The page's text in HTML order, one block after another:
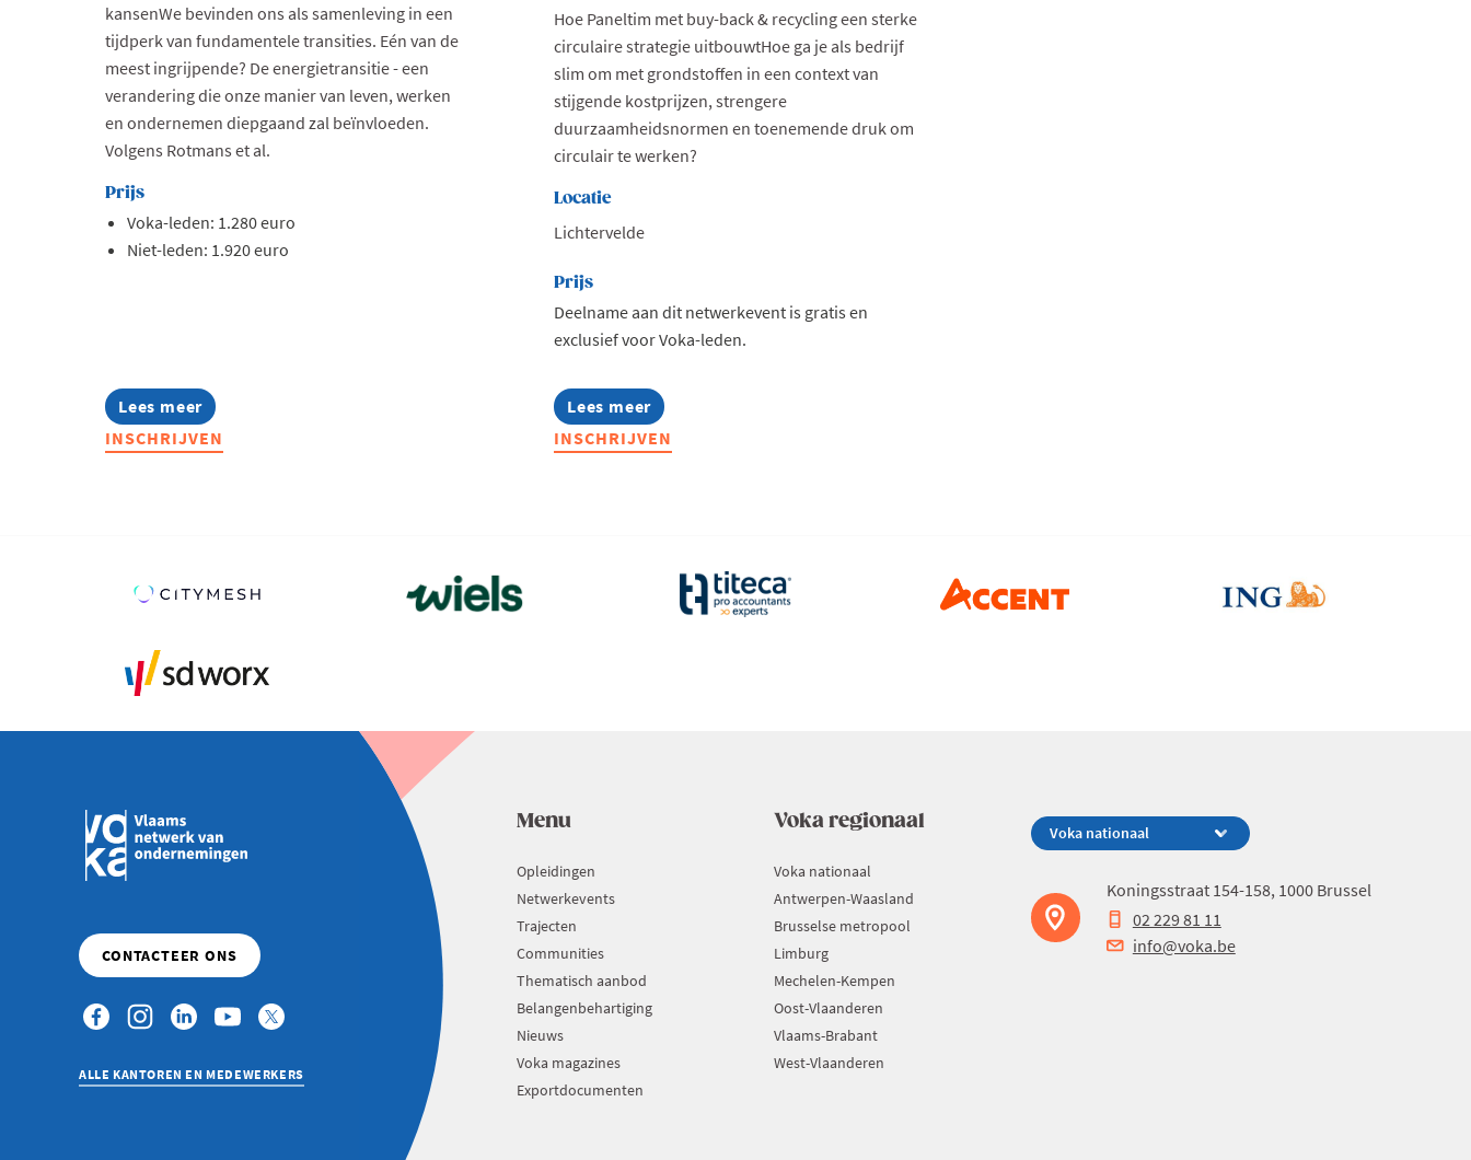
kansenWe bevinden ons als samenleving in een
tijdperk van fundamentele transities. Eén van de
meest ingrijpende? De energietransitie - een
verandering die onze manier van leven, werken
en ondernemen diepgaand zal beïnvloeden.
Volgens Rotmans et al.
Prijs
Voka-leden: 1.280 euro
Niet-leden: 1.920 euro
Lees meer
about
Lerend
Netwerk
INSCHRIJVEN
Hoe Paneltim met buy-back & recycling een sterke
circulaire strategie uitbouwtHoe ga je als bedrijf
slim om met grondstoffen in een context van
stijgende kostprijzen, strengere
duurzaamheidsnormen en toenemende druk om
circulair te werken?
Locatie
Lichtervelde
Prijs
Deelname aan dit netwerkevent is gratis en
exclusief voor Voka-leden.
Lees meer
about
What's
Hot
INSCHRIJVEN
ALLE KANTOREN EN MEDEWERKERS
Menu
Opleidingen
Netwerkevents
Trajecten
Communities
Thematisch aanbod
Belangenbehartiging
Nieuws
Voka magazines
Exportdocumenten
Voka regionaal
Voka nationaal
Antwerpen-Waasland
Brusselse metropool
Limburg
Mechelen-Kempen
Oost-Vlaanderen
Vlaams-Brabant
West-Vlaanderen
Koningsstraat 154-158, 1000 Brussel
02 229 81 11
info@voka.be